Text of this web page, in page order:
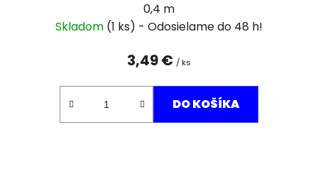
0,4 m
Skladom (1 ks)
3,49 € / ks
DO KOŠÍKA